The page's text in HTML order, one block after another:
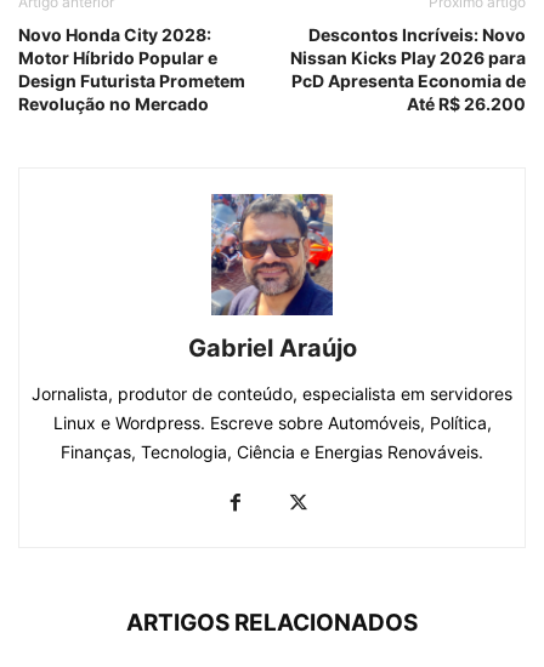
Novo Honda City 2028:
Motor Híbrido Popular e
Design Futurista Prometem
Revolução no Mercado
Descontos Incríveis: Novo
Nissan Kicks Play 2026 para
PcD Apresenta Economia de
Até R$ 26.200
Gabriel Araújo
Jornalista, produtor de conteúdo, especialista em servidores
Linux e Wordpress. Escreve sobre Automóveis, Política,
Finanças, Tecnologia, Ciência e Energias Renováveis.
ARTIGOS RELACIONADOS